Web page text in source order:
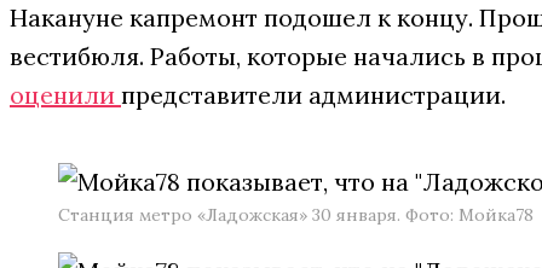
Накануне капремонт подошел к концу.
вестибюля. Работы, которые начались в
оценили представители администрации.
Станция метро «Ладожская» 30 января. Фото: Мойка78